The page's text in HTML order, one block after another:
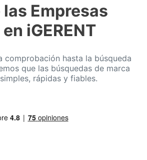
las Empresas
iGERENT
comprobación hasta la búsqueda
que las búsquedas de marca
rápidas y fiables.